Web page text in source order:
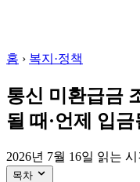
홈 › 복지·정책
통신 미환급금
될 때·언제 입금
2026년 7월 16일 읽는 시
목차